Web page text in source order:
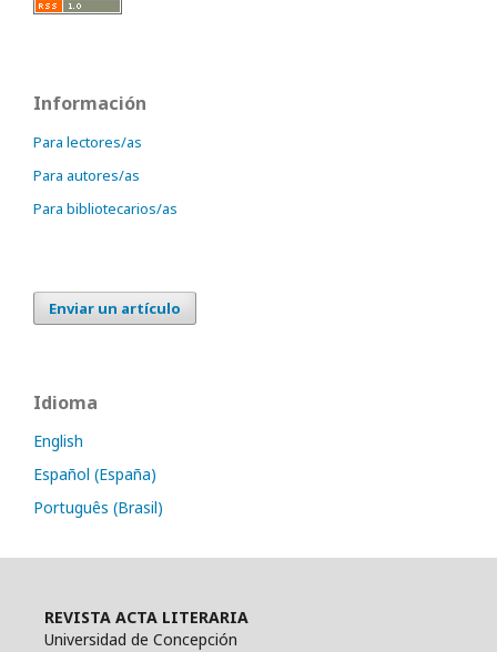
Información
Para lectores/as
Para autores/as
Para bibliotecarios/as
Enviar un artículo
Idioma
English
Español (España)
Português (Brasil)
REVISTA ACTA LITERARIA
Universidad de Concepción